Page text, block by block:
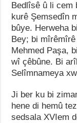
Bedlîsê û li cem
kurê Şemsedîn
bûye. Herweha
Bey; bi mîrêmîrê
Mehmed Paşa,
wî çêbûne. Bi
Selîmnameya
Ji ber ku bi
hene di hemû
sedsala XVIem